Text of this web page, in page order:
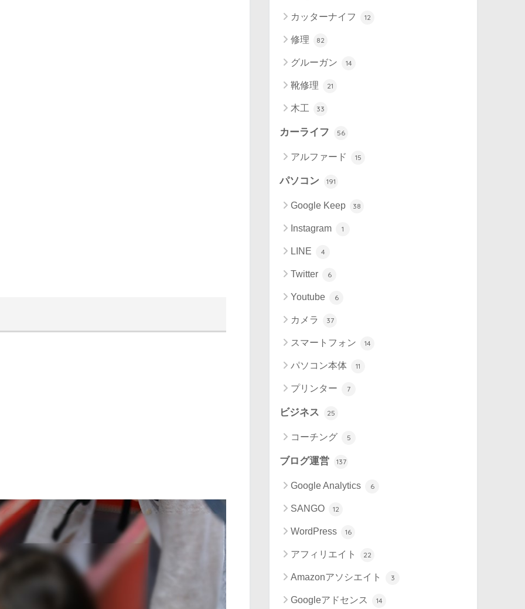
カッターナイフ 12
修理 82
グルーガン 14
靴修理 21
木工 33
カーライフ 56
アルファード 15
パソコン 191
Google Keep 38
Instagram 1
LINE 4
Twitter 6
Youtube 6
カメラ 37
スマートフォン 14
パソコン本体 11
プリンター 7
ビジネス 25
コーチング 5
ブログ運営 137
Google Analytics 6
SANGO 12
WordPress 16
アフィリエイト 22
Amazonアソシエイト 3
Googleアドセンス 14